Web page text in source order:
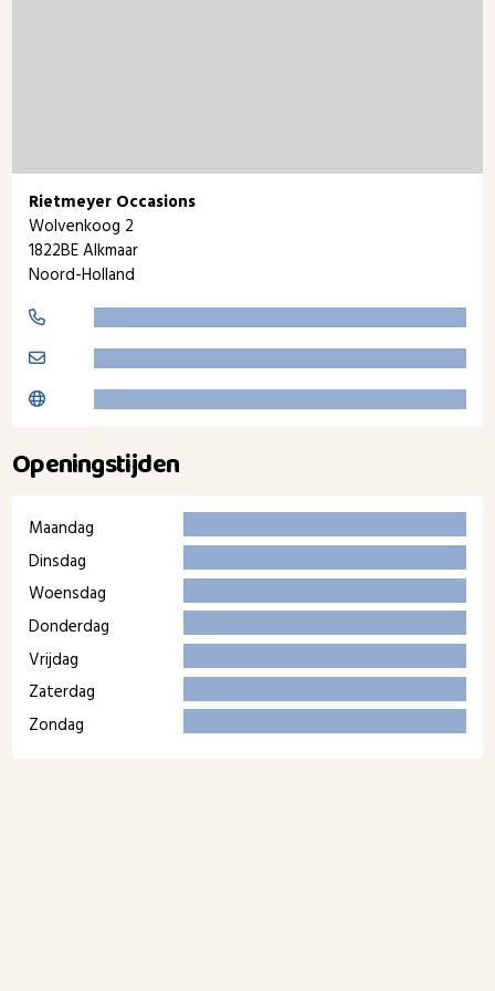
Rietmeyer Occasions
Wolvenkoog 2
1822BE Alkmaar
Noord-Holland
Openingstijden
Maandag
Dinsdag
Woensdag
Donderdag
Vrijdag
Zaterdag
Zondag